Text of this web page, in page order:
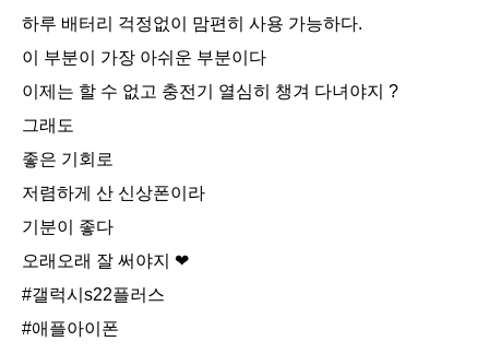
하루 배터리 걱정없이 맘편히 사용 가능하다.
이 부분이 가장 아쉬운 부분이다
이제는 할 수 없고 충전기 열심히 챙겨 다녀야지 ?
그래도
좋은 기회로
저렴하게 산 신상폰이라
기분이 좋다
오래오래 잘 써야지 ❤
#갤럭시s22플러스
#애플아이폰